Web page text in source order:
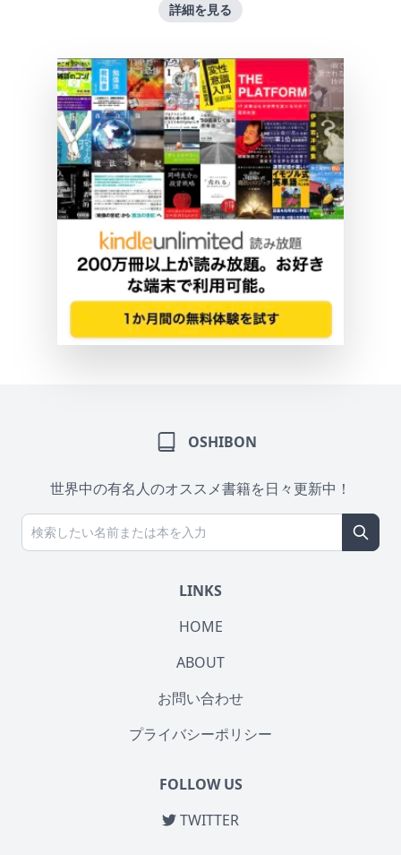
詳細を見る
OSHIBON
世界中の有名人のオススメ書籍を日々更新中！
LINKS
HOME
ABOUT
お問い合わせ
プライバシーポリシー
FOLLOW US
TWITTER